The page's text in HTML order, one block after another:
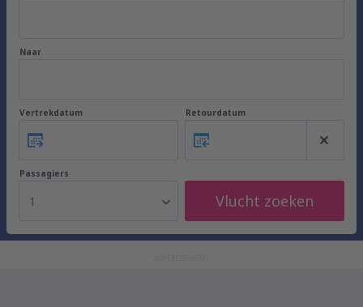
Naar
Vertrekdatum Retourdatum
Passagiers
1 Vlucht zoeken